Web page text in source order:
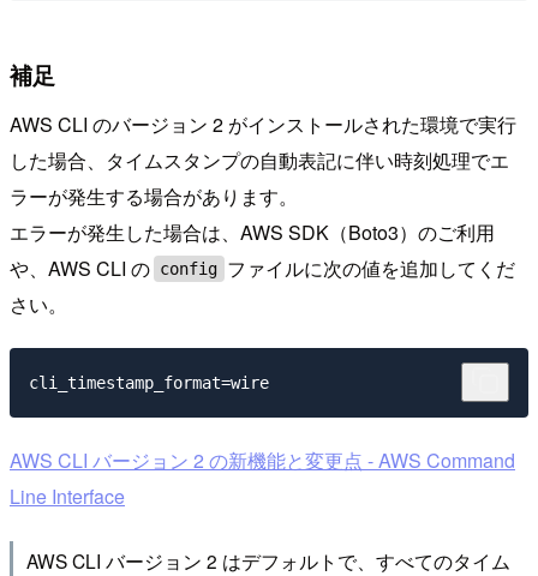
補足
AWS CLI のバージョン 2 がインストールされた環境で実行
した場合、タイムスタンプの自動表記に伴い時刻処理でエ
ラーが発生する場合があります。
エラーが発生した場合は、AWS SDK（Boto3）のご利用
や、AWS CLI の config ファイルに次の値を追加してくだ
さい。
AWS CLI バージョン 2 の新機能と変更点 - AWS Command
Line Interface
AWS CLI バージョン 2 はデフォルトで、すべてのタイム